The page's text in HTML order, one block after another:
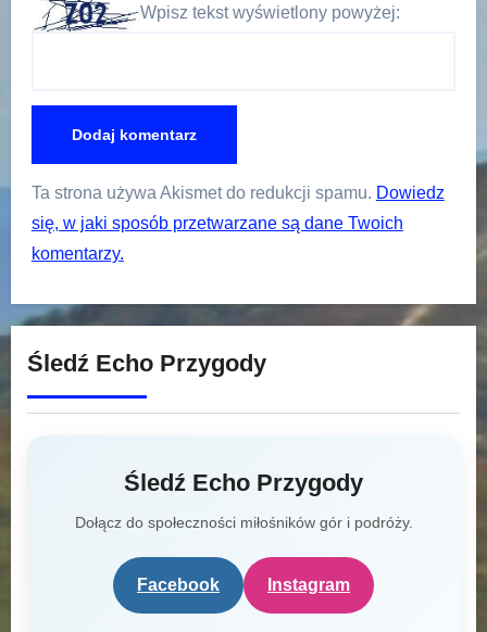
Wpisz tekst wyświetlony powyżej:
Ta strona używa Akismet do redukcji spamu. Dowiedz
się, w jaki sposób przetwarzane są dane Twoich
komentarzy.
Śledź Echo Przygody
Śledź Echo Przygody
Dołącz do społeczności miłośników gór i podróży.
Facebook Instagram